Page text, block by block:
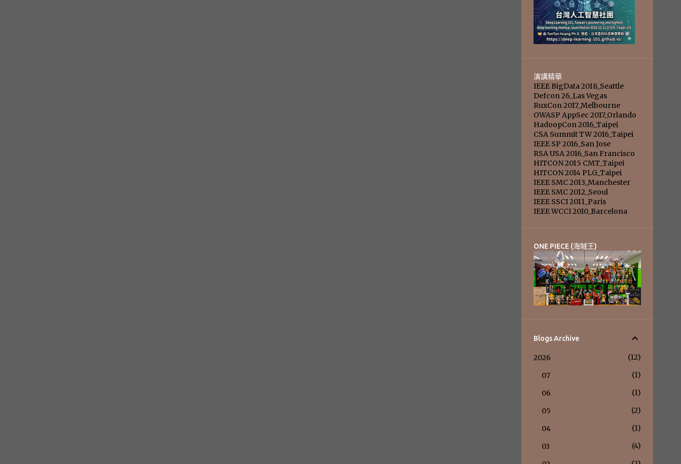
演講精華
IEEE BigData 2018_Seattle
Defcon 26_Las Vegas
RuxCon 2017_Melbourne
OWASP AppSec 2017_Orlando
HadoopCon 2016_Taipei
CSA Summit TW 2016_Taipei
IEEE SP 2016_San Jose
RSA USA 2016_San Francisco
HITCON 2015 CMT_Taipei
HITCON 2014 PLG_Taipei
IEEE SMC 2013_Manchester
IEEE SMC 2012_Seoul
IEEE SSCI 2011_Paris
IEEE WCCI 2010_Barcelona
ONE PIECE (海賊王)
Blogs Archive
2026
12
07
1
06
1
05
2
04
1
03
4